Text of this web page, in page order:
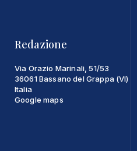
Redazione
Via Orazio Marinali, 51/53
36061 Bassano del Grappa (VI)
Italia
Google maps